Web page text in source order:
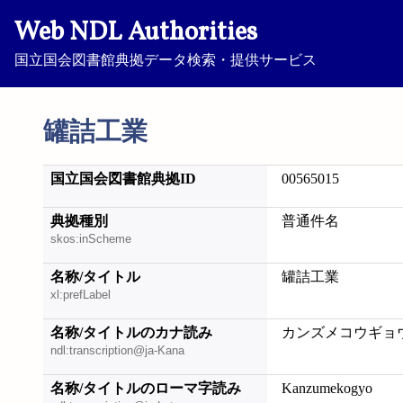
Web NDL Authorities
国立国会図書館典拠データ検索・提供サービス
罐詰工業
国立国会図書館典拠ID 00565015
典拠種別
skos:inScheme
普通件名
名称/タイトル
xl:prefLabel
罐詰工業
名称/タイトルのカナ読み
ndl:transcription@ja-Kana
カンズメコウギョ
名称/タイトルのローマ字読み Kanzumekogyo